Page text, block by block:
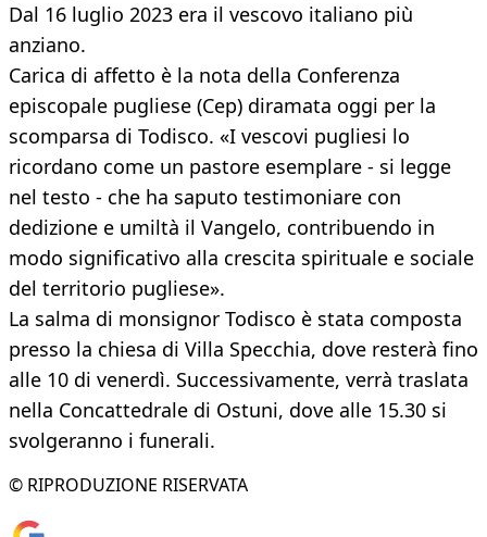
Dal 16 luglio 2023 era il vescovo italiano più
anziano.
Carica di affetto è la nota della Conferenza
episcopale pugliese (Cep) diramata oggi per la
scomparsa di Todisco. «I vescovi pugliesi lo
ricordano come un pastore esemplare - si legge
nel testo - che ha saputo testimoniare con
dedizione e umiltà il Vangelo, contribuendo in
modo significativo alla crescita spirituale e sociale
del territorio pugliese».
La salma di monsignor Todisco è stata composta
presso la chiesa di Villa Specchia, dove resterà fino
alle 10 di venerdì. Successivamente, verrà traslata
nella Concattedrale di Ostuni, dove alle 15.30 si
svolgeranno i funerali.
© RIPRODUZIONE RISERVATA